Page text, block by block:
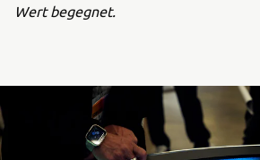
Wert begegnet.